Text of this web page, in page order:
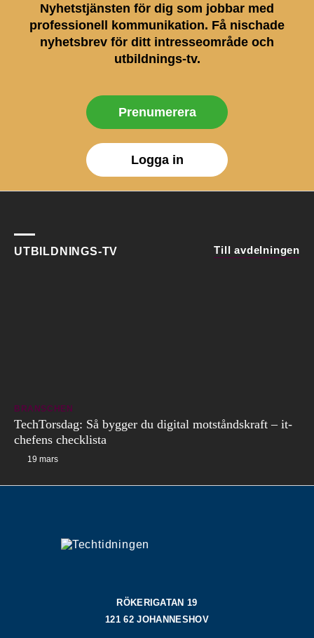
Nyhetstjänsten för dig som jobbar med
professionell kommunikation. Få nischade
nyhetsbrev för ditt intresseområde och
utbildnings-tv.
Prenumerera
Logga in
UTBILDNINGS-TV Till avdelningen
BRANSCHEN
TechTorsdag: Så bygger du digital motståndskraft – it-
chefens checklista
19 mars
RÖKERIGATAN 19
121 62 JOHANNESHOV